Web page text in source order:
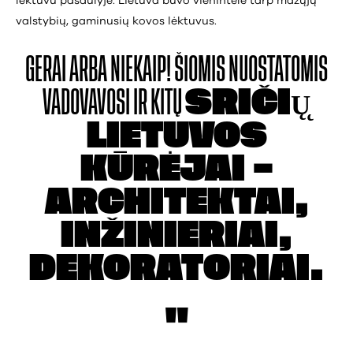
valstybių, gaminusių kovos lėktuvus.
GERAI ARBA NIEKAIP!ŠIOMIS NUOSTATOMIS
VADOVAVOSI IR KITŲ SRIČIŲ̨
LIETUVOS
KŪRĖJAI –
ARCHITEKTAI,
INŽINIERIAI,
DEKORATORIAI.